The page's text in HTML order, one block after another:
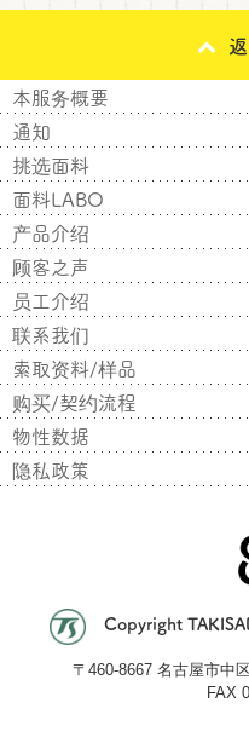
本服务概要
通知
挑选面料
面料LABO
产品介绍
顾客之声
员工介绍
联系我们
索取资料/样品
购买/契约流程
物性数据
隐私政策
Copyright
〒 460-8667 名古屋市中
FAX